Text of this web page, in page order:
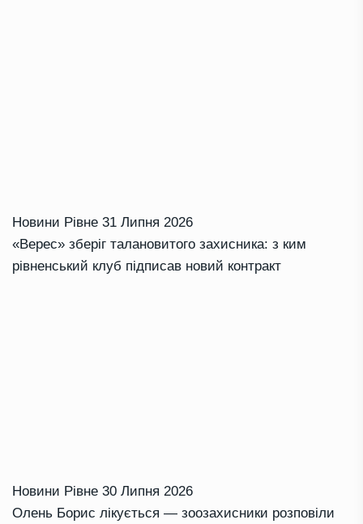
Новини Рівне 31 Липня 2026
«Верес» зберіг талановитого захисника: з ким
рівненський клуб підписав новий контракт
Новини Рівне 30 Липня 2026
Олень Борис лікується — зоозахисники розповіли